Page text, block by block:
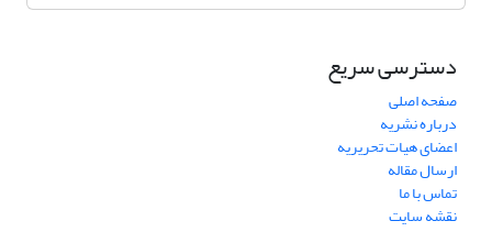
دسترسی سریع
صفحه اصلی
درباره نشریه
اعضای هیات تحریریه
ارسال مقاله
تماس با ما
نقشه سایت